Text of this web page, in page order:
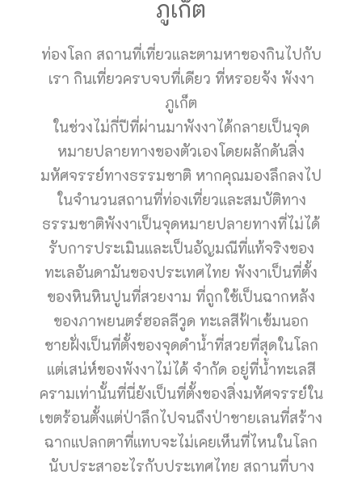
ภูเก็ต
ท่องโลก สถานที่เที่ยวและตามหาของกินไปกับ
เรา กินเที่ยวครบจบที่เดียว ที่หรอยจัง พังงา
ภูเก็ต
ในช่วงไม่กี่ปีที่ผ่านมาพังงาได้กลายเป็นจุด
หมายปลายทางของตัวเองโดยผลักดันสิ่ง
มหัศจรรย์ทางธรรมชาติ หากคุณมองลึกลงไป
ในจำนวนสถานที่ท่องเที่ยวและสมบัติทาง
ธรรมชาติพังงาเป็นจุดหมายปลายทางที่ไม่ได้
รับการประเมินและเป็นอัญมณีที่แท้จริงของ
ทะเลอันดามันของประเทศไทย พังงาเป็นที่ตั้ง
ของหินหินปูนที่สวยงาม ที่ถูกใช้เป็นฉากหลัง
ของภาพยนตร์ฮอลลีวูด ทะเลสีฟ้าเข้มนอก
ชายฝั่งเป็นที่ตั้งของจุดดำน้ำที่สวยที่สุดในโลก
แต่เสน่ห์ของพังงาไม่ได้ จำกัด อยู่ที่น้ำทะเลสี
ครามเท่านั้นที่นี่ยังเป็นที่ตั้งของสิ่งมหัศจรรย์ใน
เขตร้อนตั้งแต่ป่าลึกไปจนถึงป่าชายเลนที่สร้าง
ฉากแปลกตาที่แทบจะไม่เคยเห็นที่ไหนในโลก
นับประสาอะไรกับประเทศไทย สถานที่บาง